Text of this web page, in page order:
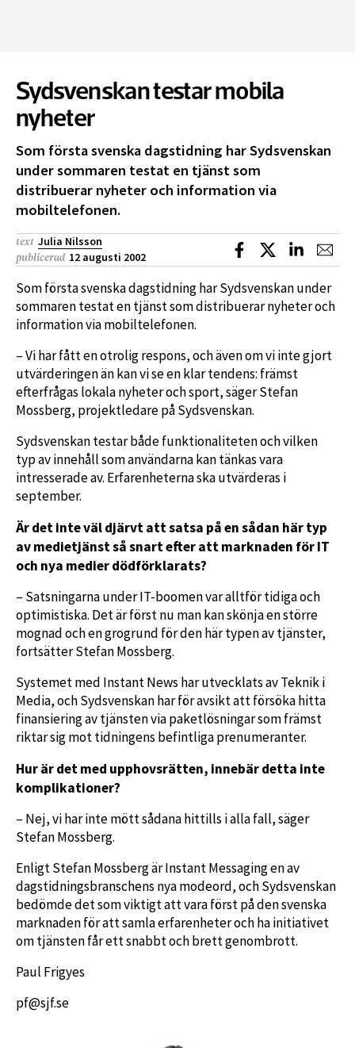
Sydsvenskan testar mobila
nyheter
Som första svenska dagstidning har Sydsvenskan
under sommaren testat en tjänst som
distribuerar nyheter och information via
mobiltelefonen.
text Julia Nilsson
publicerad 12 augusti 2002
Dela på Facebook
Dela på XDela på
Som första svenska dagstidning har Sydsvenskan under
sommaren testat en tjänst som distribuerar nyheter och
information via mobiltelefonen.
– Vi har fått en otrolig respons, och även om vi inte gjort
utvärderingen än kan vi se en klar tendens: främst
efterfrågas lokala nyheter och sport, säger Stefan
Mossberg, projektledare på Sydsvenskan.
Sydsvenskan testar både funktionaliteten och vilken
typ av innehåll som användarna kan tänkas vara
intresserade av. Erfarenheterna ska utvärderas i
september.
Är det inte väl djärvt att satsa på en sådan här typ
av medietjänst så snart efter att marknaden för IT
och nya medier dödförklarats?
– Satsningarna under IT-boomen var alltför tidiga och
optimistiska. Det är först nu man kan skönja en större
mognad och en grogrund för den här typen av tjänster,
fortsätter Stefan Mossberg.
Systemet med Instant News har utvecklats av Teknik i
Media, och Sydsvenskan har för avsikt att försöka hitta
finansiering av tjänsten via paketlösningar som främst
riktar sig mot tidningens befintliga prenumeranter.
Hur är det med upphovsrätten, innebär detta inte
komplikationer?
– Nej, vi har inte mött sådana hittills i alla fall, säger
Stefan Mossberg.
Enligt Stefan Mossberg är Instant Messaging en av
dagstidningsbranschens nya modeord, och Sydsvenskan
bedömde det som viktigt att vara först på den svenska
marknaden för att samla erfarenheter och ha initiativet
om tjänsten får ett snabbt och brett genombrott.
Paul Frigyes
pf@sjf.se